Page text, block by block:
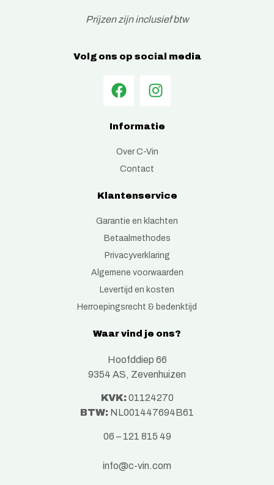
Prijzen zijn inclusief btw
Volg ons op social media
Informatie
Over C-Vin
Contact
Klantenservice
Garantie en klachten
Betaalmethodes
Privacyverklaring
Algemene voorwaarden
Levertijd en kosten
Herroepingsrecht & bedenktijd
Waar vind je ons?
Hoofddiep 66
9354 AS, Zevenhuizen
KVK:01124270
BTW:NL001447694B61
06 – 121 815 49
info@c-vin.com